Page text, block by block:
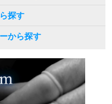
探す
から探す